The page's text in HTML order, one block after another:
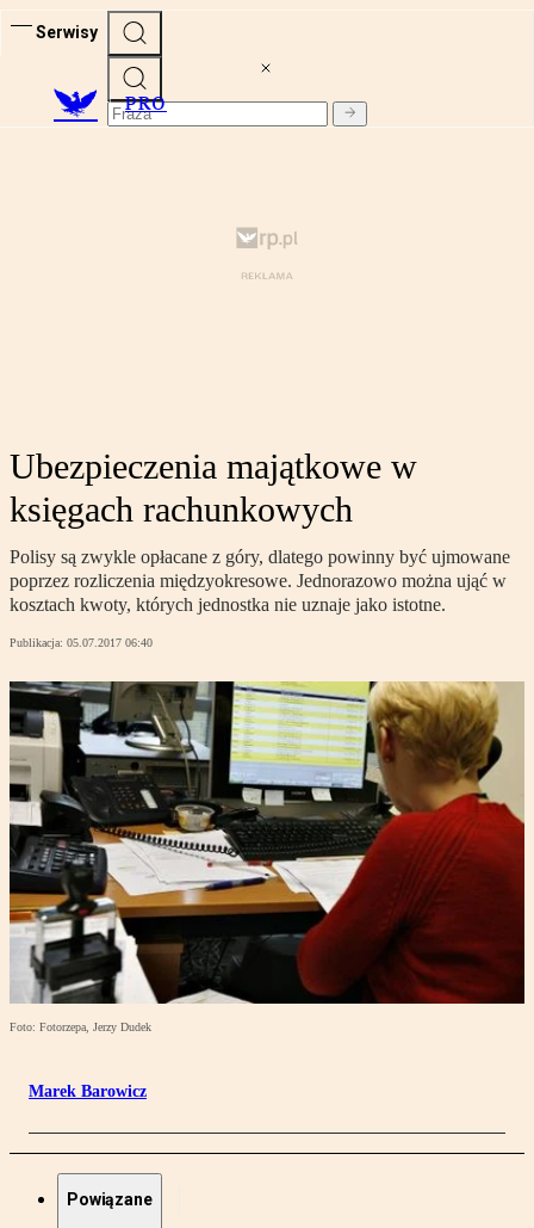
Serwisy
PRO
Ubezpieczenia majątkowe w
księgach rachunkowych
Polisy są zwykle opłacane z góry, dlatego powinny być ujmowane
poprzez rozliczenia międzyokresowe. Jednorazowo można ująć w
kosztach kwoty, których jednostka nie uznaje jako istotne.
Publikacja: 05.07.2017 06:40
Foto: Fotorzepa, Jerzy Dudek
Marek Barowicz
Powiązane